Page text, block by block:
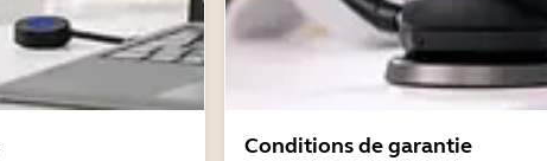
Conditions de garantie